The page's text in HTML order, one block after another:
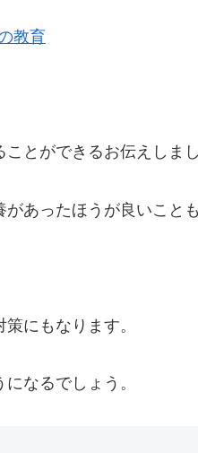
教育
とができるお伝えしまし
あったほうが良いことも
にもなります。
なるでしょう。